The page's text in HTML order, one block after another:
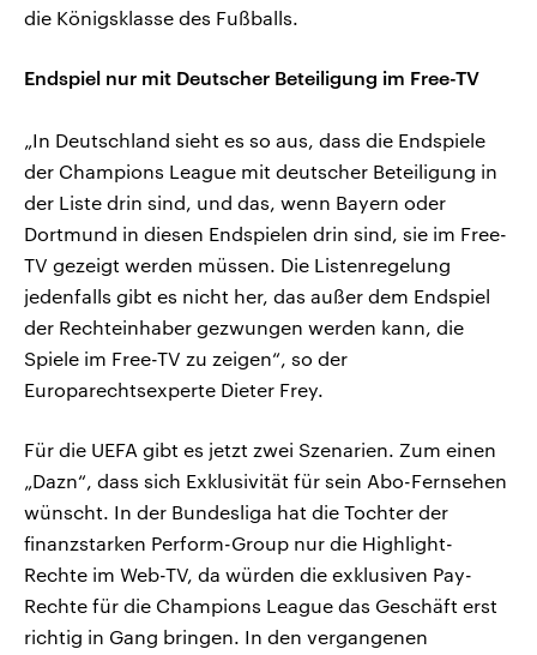
die Königsklasse des Fußballs.
Endspiel nur mit Deutscher Beteiligung im Free-TV
„In Deutschland sieht es so aus, dass die Endspiele
der Champions League mit deutscher Beteiligung in
der Liste drin sind, und das, wenn Bayern oder
Dortmund in diesen Endspielen drin sind, sie im Free-
TV gezeigt werden müssen. Die Listenregelung
jedenfalls gibt es nicht her, das außer dem Endspiel
der Rechteinhaber gezwungen werden kann, die
Spiele im Free-TV zu zeigen“, so der
Europarechtsexperte Dieter Frey.
Für die UEFA gibt es jetzt zwei Szenarien. Zum einen
„Dazn“, dass sich Exklusivität für sein Abo-Fernsehen
wünscht. In der Bundesliga hat die Tochter der
finanzstarken Perform-Group nur die Highlight-
Rechte im Web-TV, da würden die exklusiven Pay-
Rechte für die Champions League das Geschäft erst
richtig in Gang bringen. In den vergangenen